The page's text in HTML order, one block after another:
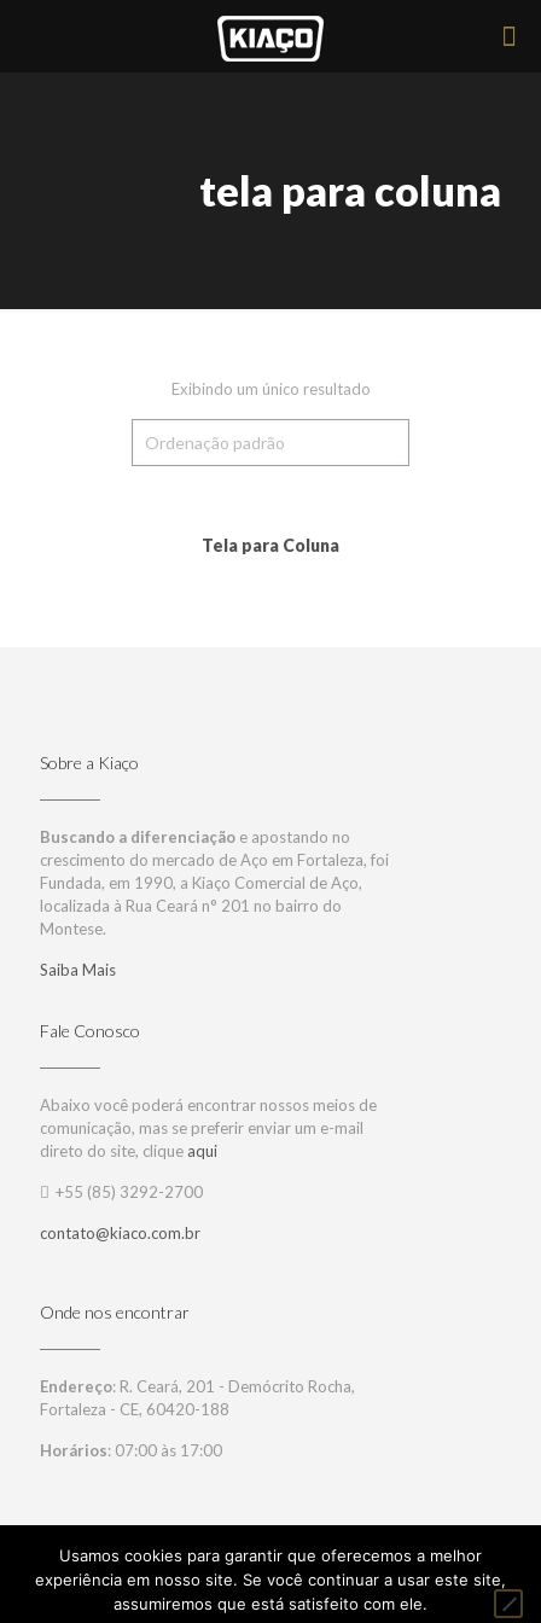
tela para coluna
Exibindo um único resultado
Tela para Coluna
Sobre a Kiaço
Buscando a diferenciação e apostando no
crescimento do mercado de Aço em Fortaleza, foi
Fundada, em 1990, a Kiaço Comercial de Aço,
localizada à Rua Ceará n° 201 no bairro do
Montese.
Saiba Mais
Fale Conosco
Abaixo você poderá encontrar nossos meios de
comunicação, mas se preferir enviar um e-mail
direto do site, clique aqui
+55 (85) 3292-2700
contato@kiaco.com.br
Onde nos encontrar
Endereço: R. Ceará, 201 - Demócrito Rocha,
Fortaleza - CE, 60420-188
Horários: 07:00 às 17:00
© 2017 Kiaço. Todos DIreitos Reservados. Desenvolvido por:
360 Zeal
Usamos cookies para garantir que oferecemos a melhor
experiência em nosso site. Se você continuar a usar este site,
assumiremos que está satisfeito com ele.